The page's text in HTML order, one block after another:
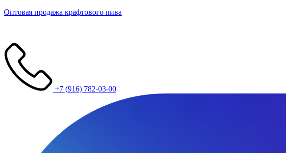
Оптовая продажа крафтового пива
+7 (916) 782-03-00